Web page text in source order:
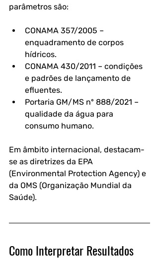
parâmetros são:
CONAMA 357/2005 –
enquadramento de corpos
hídricos.
CONAMA 430/2011 – condições
e padrões de lançamento de
efluentes.
Portaria GM/MS nº 888/2021 –
qualidade da água para
consumo humano.
Em âmbito internacional, destacam-
se as diretrizes da EPA
(Environmental Protection Agency) e
da OMS (Organização Mundial da
Saúde).
Como Interpretar Resultados